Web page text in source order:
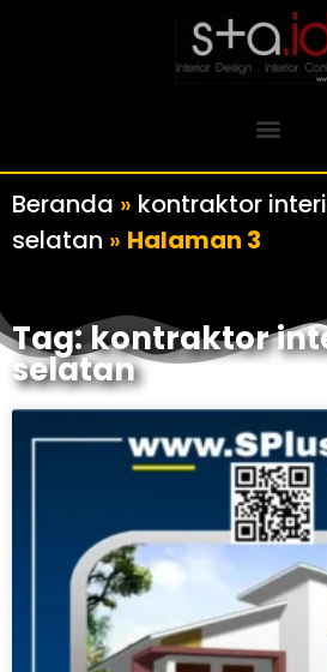
Beranda » kontraktor
selatan » Halaman 3
Tag: kontraktor
selatan